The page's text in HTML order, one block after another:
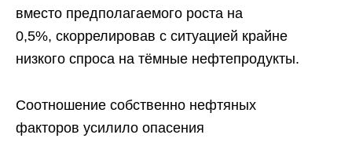
вместо предполагаемого роста на
0,5%, скоррелировав с ситуацией крайне
низкого спроса на тёмные нефтепродукты.
Соотношение собственно нефтяных
факторов усилило опасения